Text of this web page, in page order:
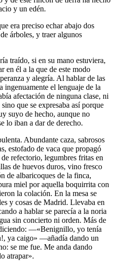
y un edén.
era preciso echar abajo dos
árboles, y traer algunos
traído, si en su mano estuviera,
en él a la que de este modo
y alegría. Al hablar de las
ingenuamente el lenguaje de la
afectación de ninguna clase, ni
que se expresaba así porque
suyo de hecho, aunque no
lo iban a dar de derecho.
Abundante caza, sabrosos
estofado de vaca que propagó
refectorio, legumbres fritas en
de huevos duros, vino fresco
de albaricoques de la finca,
miel por aquella boquirrita con
la colación. En la mesa se
y cosas de Madrid. Llevaba en
a hablar se parecía a la noria
sin concierto ni orden. Más de
—«Benignillo, yo tenía
ya caigo» —añadía dando un
se me fue. Me anda dando
atrapar».